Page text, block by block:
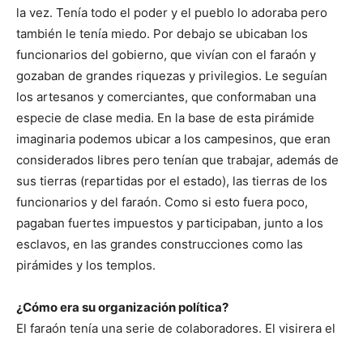
la vez. Tenía todo el poder y el pueblo lo adoraba pero
también le tenía miedo. Por debajo se ubicaban los
funcionarios del gobierno, que vivían con el faraón y
gozaban de grandes riquezas y privilegios. Le seguían
los artesanos y comerciantes, que conformaban una
especie de clase media. En la base de esta pirámide
imaginaria podemos ubicar a los campesinos, que eran
considerados libres pero tenían que trabajar, además de
sus tierras (repartidas por el estado), las tierras de los
funcionarios y del faraón. Como si esto fuera poco,
pagaban fuertes impuestos y participaban, junto a los
esclavos, en las grandes construcciones como las
pirámides y los templos.
¿Cómo era su organización política?
El faraón tenía una serie de colaboradores. El visirera el